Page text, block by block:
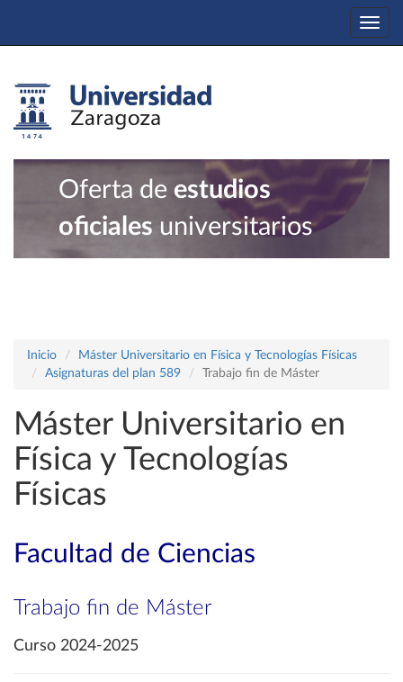
Oferta de estudios
oficiales universitarios
Inicio
Máster Universitario en Física y Tecnologías Físicas
Asignaturas del plan 589
Trabajo fin de Máster
Máster Universitario en
Física y Tecnologías
Físicas
Facultad de Ciencias
Trabajo fin de Máster
Curso 2024-2025